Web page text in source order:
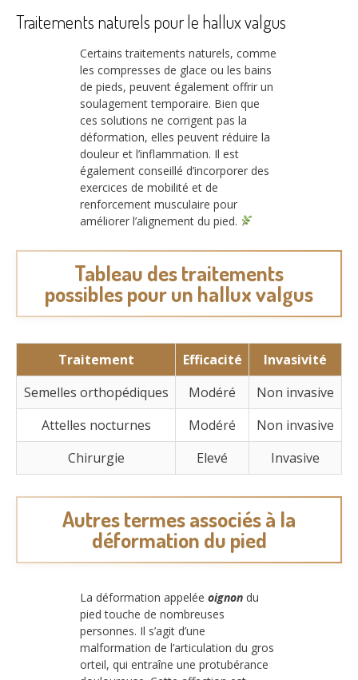
Traitements naturels pour le hallux valgus
Certains traitements naturels, comme
les compresses de glace ou les bains
de pieds, peuvent également offrir un
soulagement temporaire. Bien que
ces solutions ne corrigent pas la
déformation, elles peuvent réduire la
douleur et l’inflammation. Il est
également conseillé d’incorporer des
exercices de mobilité et de
renforcement musculaire pour
améliorer l’alignement du pied.
Tableau des traitements
possibles pour un hallux valgus
Traitement Efficacité
Invasivité
Semelles orthopédiques
Modéré
Non invasive
Attelles nocturnes
Modéré
Non invasive
Chirurgie
Elevé Invasive
Autres termes associés à la
déformation du pied
La déformation appelée oignon du
pied touche de nombreuses
personnes. Il s’agit d’une
malformation de l’articulation du gros
orteil, qui entraîne une protubérance